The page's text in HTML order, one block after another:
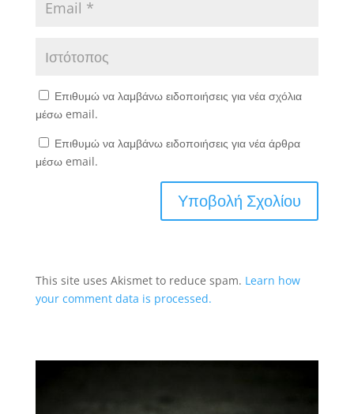
Επιθυμώ να λαμβάνω ειδοποιήσεις για νέα σχόλια
μέσω email.
Επιθυμώ να λαμβάνω ειδοποιήσεις για νέα άρθρα
μέσω email.
This site uses Akismet to reduce spam. Learn how
your comment data is processed.